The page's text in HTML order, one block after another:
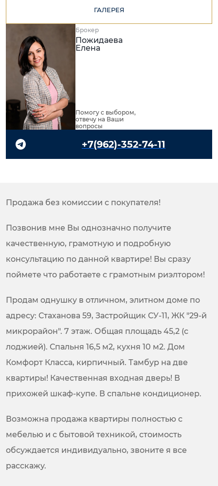
ГАЛЕРЕЯ
Брокер
Пожидаева
Елена
Помогу с выбором,
отвечу на Ваши
вопросы
+7(962)-352-74-11
Продажа без комиссии с покупателя!
Позвонив мне Вы однозначно получите
качественную, грамотную и подробную
консультацию по данной квартире! Вы сразу
поймете что работаете с грамотным риэлтором!
Продам однушку в отличном, элитном доме по
адресу: Стаханова 59, Застройщик СУ-11, ЖК "29-й
микрорайон". 7 этаж. Общая площадь 45,2 (с
лоджией). Спальня 16,5 м2, кухня 10 м2. Дом
Комфорт Класса, кирпичный. Тамбур на две
квартиры! Качественная входная дверь! В
прихожей шкаф-купе. В спальне кондиционер.
Возможна продажа квартиры полностью с
мебелью и с бытовой техникой, стоимость
обсуждается индивидуально, звоните я все
расскажу.